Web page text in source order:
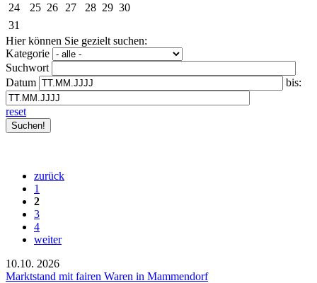
24
25 26 27 28 29 30
31
Hier können Sie gezielt suchen:
Kategorie
Suchwort
Datum
bis:
reset
zurück
1
2
3
4
weiter
10.10. 2026
Marktstand mit fairen Waren in Mammendorf